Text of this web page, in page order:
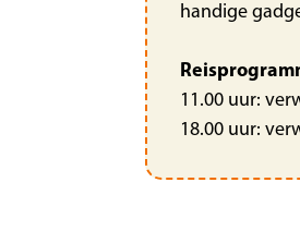
handige
11.00 uur:
18.00 uur: